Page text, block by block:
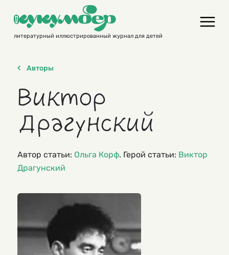
contentлитературный иллюстрированный журнал для детей
Авторы
Виктор
Драгунский
Автор статьи: Ольга Корф. Герой статьи: Виктор
Драгунский